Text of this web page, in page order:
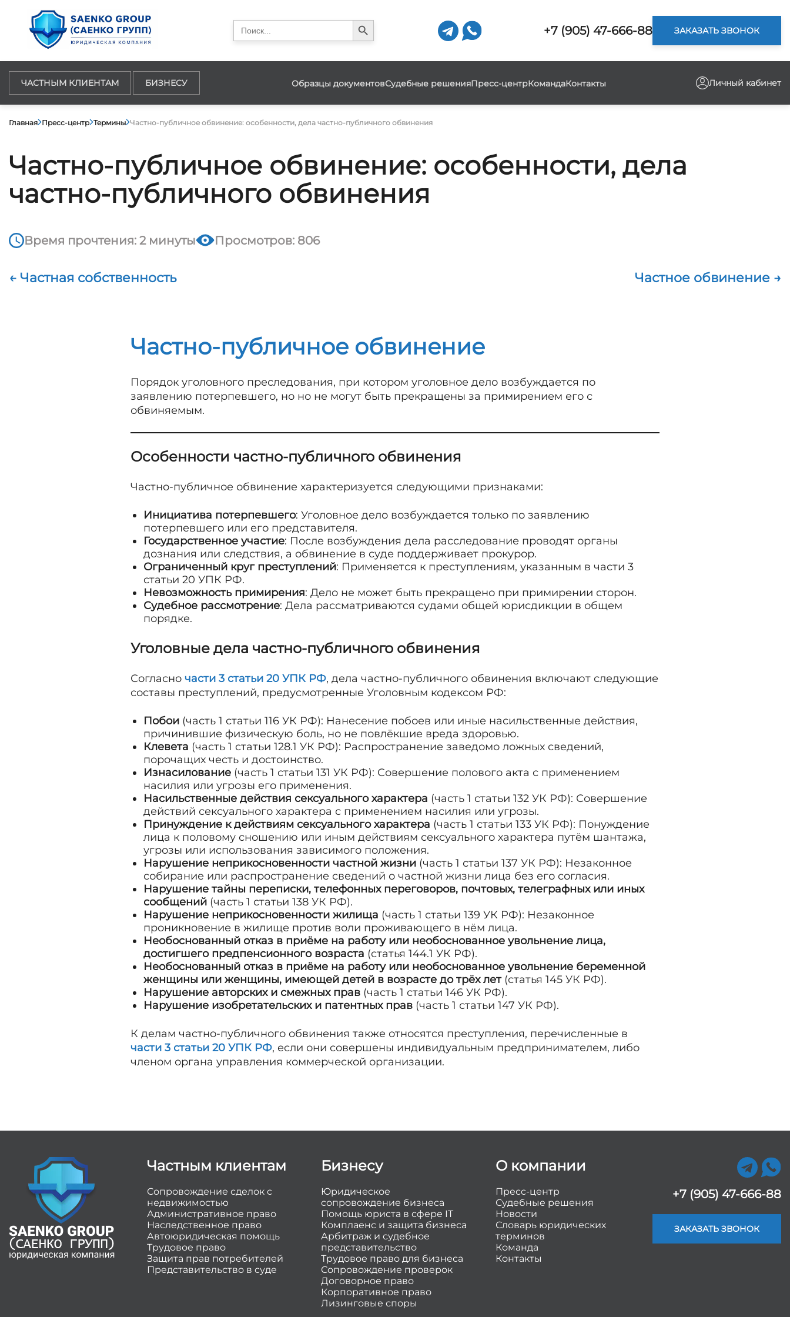
Search
for:
Search Button
+7 (905) 47-666-88 ЗАКАЗАТЬ ЗВОНОК
ЧАСТНЫМ КЛИЕНТАМ БИЗНЕСУ Образцы документовСудебные решенияПресс-центрКомандаКонтакты Личный кабинет
Главная Пресс-центр Термины Частно-публичное обвинение: особенности, дела частно-публичного обвинения
Частно-публичное обвинение: особенности, дела
частно-публичного обвинения
Время прочтения: 2 минуты Просмотров: 806
← Частная собственность Частное обвинение →
Частно-публичное обвинение
Порядок уголовного преследования, при котором уголовное дело возбуждается по
заявлению потерпевшего, но но не могут быть прекращены за примирением его с
обвиняемым.
Особенности частно-публичного обвинения
Частно-публичное обвинение характеризуется следующими признаками:
Инициатива потерпевшего: Уголовное дело возбуждается только по заявлению
потерпевшего или его представителя.
Государственное участие: После возбуждения дела расследование проводят органы
дознания или следствия, а обвинение в суде поддерживает прокурор.
Ограниченный круг преступлений: Применяется к преступлениям, указанным в части 3
статьи 20 УПК РФ.
Невозможность примирения: Дело не может быть прекращено при примирении сторон.
Судебное рассмотрение: Дела рассматриваются судами общей юрисдикции в общем
порядке.
Уголовные дела частно-публичного обвинения
Согласно части 3 статьи 20 УПК РФ, дела частно-публичного обвинения включают следующие
составы преступлений, предусмотренные Уголовным кодексом РФ:
Побои (часть 1 статьи 116 УК РФ): Нанесение побоев или иные насильственные действия,
причинившие физическую боль, но не повлёкшие вреда здоровью.
Клевета (часть 1 статьи 128.1 УК РФ): Распространение заведомо ложных сведений,
порочащих честь и достоинство.
Изнасилование (часть 1 статьи 131 УК РФ): Совершение полового акта с применением
насилия или угрозы его применения.
Насильственные действия сексуального характера (часть 1 статьи 132 УК РФ): Совершение
действий сексуального характера с применением насилия или угрозы.
Принуждение к действиям сексуального характера (часть 1 статьи 133 УК РФ): Понуждение
лица к половому сношению или иным действиям сексуального характера путём шантажа,
угрозы или использования зависимого положения.
Нарушение неприкосновенности частной жизни (часть 1 статьи 137 УК РФ): Незаконное
собирание или распространение сведений о частной жизни лица без его согласия.
Нарушение тайны переписки, телефонных переговоров, почтовых, телеграфных или иных
сообщений (часть 1 статьи 138 УК РФ).
Нарушение неприкосновенности жилища (часть 1 статьи 139 УК РФ): Незаконное
проникновение в жилище против воли проживающего в нём лица.
Необоснованный отказ в приёме на работу или необоснованное увольнение лица,
достигшего предпенсионного возраста (статья 144.1 УК РФ).
Необоснованный отказ в приёме на работу или необоснованное увольнение беременной
женщины или женщины, имеющей детей в возрасте до трёх лет(статья 145 УК РФ).
Нарушение авторских и смежных прав (часть 1 статьи 146 УК РФ).
Нарушение изобретательских и патентных прав (часть 1 статьи 147 УК РФ).
К делам частно-публичного обвинения также относятся преступления, перечисленные в
части 3 статьи 20 УПК РФ, если они совершены индивидуальным предпринимателем, либо
членом органа управления коммерческой организации.
Частным клиентам
Сопровождение сделок с
недвижимостью
Административное право
Наследственное право
Автоюридическая помощь
Трудовое право
Защита прав потребителей
Представительство в суде
Бизнесу
Юридическое
сопровождение бизнеса
Помощь юриста в сфере IT
Комплаенс и защита бизнеса
Арбитраж и судебное
представительство
Трудовое право для бизнеса
Сопровождение проверок
Договорное право
Корпоративное право
Лизинговые споры
О компании
Пресс-центр
Судебные решения
Новости
Словарь юридических
терминов
Команда
Контакты
+7 (905) 47-666-88
ЗАКАЗАТЬ ЗВОНОК